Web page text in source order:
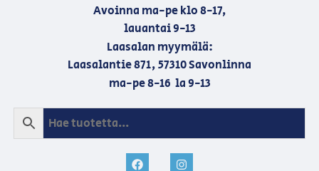
Avoinna ma-pe klo 8-17,
lauantai 9-13
Laasalan myymälä:
Laasalantie 871, 57310 Savonlinna
ma-pe 8-16 la 9-13